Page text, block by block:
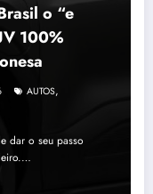
o “e
100%
AUTOS,
dar o seu passo